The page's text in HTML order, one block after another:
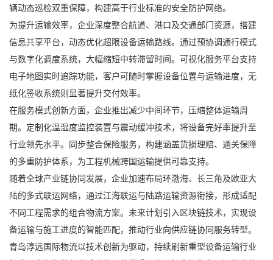
辆动态巡检双重保障，构建高于行业标准的安全防护网络。
为提升运输效率，企业深度整合航道、港口及交通部门资源，搭建
信息共享平台，动态优化超限设备运输路线。通过预协调通行模式
与数字化调度系统，大幅缩短中转滞留时间。可视化服务平台支持
电子地图实时追踪功能，客户可随时掌握设备位置与运输进度，无
纸化签收系统则显著提升交付效率。
在服务模式创新方面，企业推出减少中间环节，压缩整体运输周
期。定制化温湿度监控装置与震动缓冲技术，将设备完好率提升至
行业领先水平。同步整合保险服务，构建涵盖货损理赔、通关保障
的多重防护体系，为工程机械跨国运输提供可靠支持。
随着全球产业链协同发展，企业加速布局环渤海、长三角及欧亚大
陆的多式联运网络，通过江海联运与陆路运输资源衔接，形成适配
不同工程需求的组合物流方案。未来计划引入区块链技术，实现设
备运输与施工进度的智能匹配，推动行业向供应链协同服务转型。
青岛淳远国际物流以技术创新为驱动，持续刷新重型设备运输行业